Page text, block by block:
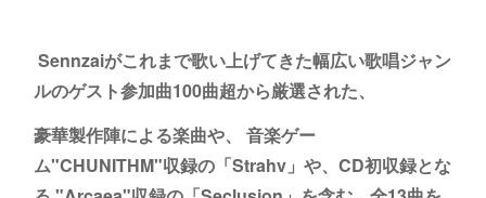
Sennzaiがこれまで歌い上げてきた幅広い歌唱ジャン
ルのゲスト参加曲100曲超から厳選された、
豪華製作陣による楽曲や、 音楽ゲー
ム"CHUNITHM"収録の「Strahv」や、CD初収録とな